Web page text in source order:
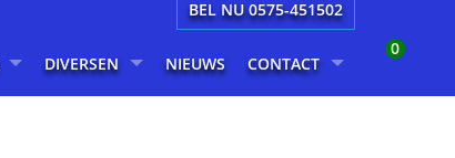
DIVERSEN NIEUWS CONTACT
BEL NU 0575-451502
0